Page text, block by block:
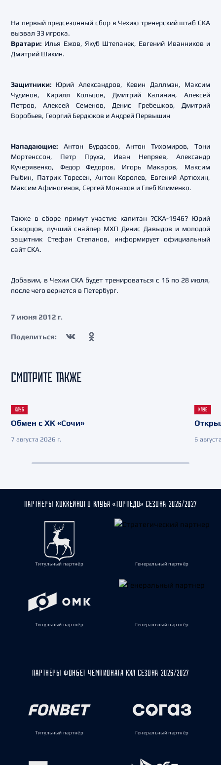
На первый предсезонный сбор в Чехию тренерский штаб СКА
вызвал 33 игрока.
Вратари: Илья Ежов, Якуб Штепанек, Евгений Иванников и
Дмитрий Шикин.
Защитники: Юрий Александров, Кевин Даллмэн, Максим
Чудинов, Кирилл Кольцов, Дмитрий Калинин, Алексей
Петров, Алексей Семенов, Денис Гребешков, Дмитрий
Воробьев, Георгий Бердюков и Андрей Первышин
Нападающие: Антон Бурдасов, Антон Тихомиров, Тони
Мортенссон, Петр Пруха, Иван Непряев, Александр
Кучерявенко, Федор Федоров, Игорь Макаров, Максим
Рыбин, Патрик Торесен, Антон Королев, Евгений Артюхин,
Максим Афиногенов, Сергей Монахов и Глеб Клименко.
Также в сборе примут участие капитан ?СКА-1946? Юрий
Скворцов, лучший снайпер МХЛ Денис Давыдов и молодой
защитник Стефан Степанов, информирует официальный
сайт СКА.
Добавим, в Чехии СКА будет тренироваться с 16 по 28 июля,
после чего вернется в Петербург.
7 июня 2012 г.
Поделиться:
СМОТРИТЕ ТАКЖЕ
КЛУБ
Обмен с ХК «Сочи»
7 августа 2026 г.
КЛУБ
6
ПАРТНЁРЫ ХОККЕЙНОГО КЛУБА «ТОРПЕДО» СЕЗОНА 2026/2027
Титульный партнёр Генеральный партнёр
Титульный партнёр Генеральный партнёр
ПАРТНЁРЫ ФОНБЕТ ЧЕМПИОНАТА КХЛ СЕЗОНА 2026/2027
Титульный партнёр Генеральный партнёр